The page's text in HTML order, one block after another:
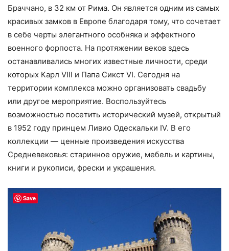
Браччано, в 32 км от Рима. Он является одним из самых
красивых замков в Европе благодаря тому, что сочетает
в себе черты элегантного особняка и эффектного
военного форпоста. На протяжении веков здесь
останавливались многих известные личности, среди
которых Карл VIII и Папа Сикст VI. Сегодня на
территории комплекса можно организовать свадьбу
или другое мероприятие. Воспользуйтесь
возможностью посетить исторический музей, открытый
в 1952 году принцем Ливио Одескальки IV. В его
коллекции — ценные произведения искусства
Средневековья: старинное оружие, мебель и картины,
книги и рукописи, фрески и украшения.
Save